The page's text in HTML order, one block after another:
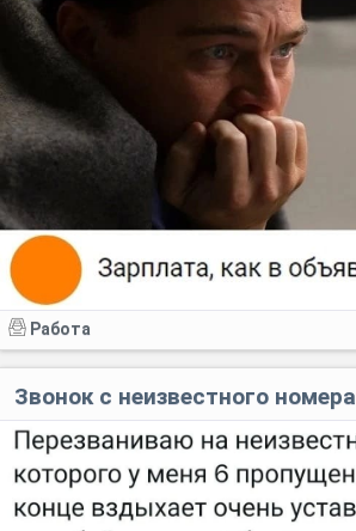
Работа
Звонок с неизвестного номера